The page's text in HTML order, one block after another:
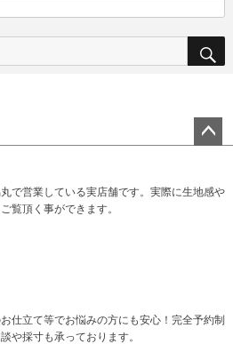
ップ
で営業している実店舗です。実際に生地感や
覧頂く事ができます。
仕立て等でお悩みの方にも安心！完全予約制
や採寸も承っております。